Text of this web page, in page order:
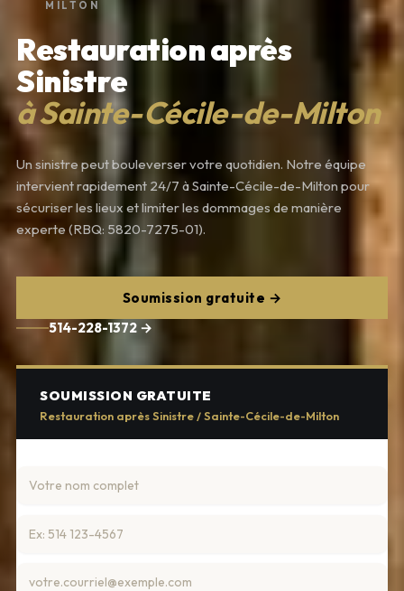
MILTON
Restauration après
Sinistre
à Sainte-Cécile-de-Milton
Un sinistre peut bouleverser votre quotidien. Notre équipe
intervient rapidement 24/7 à Sainte-Cécile-de-Milton pour
sécuriser les lieux et limiter les dommages de manière
experte (RBQ: 5820-7275-01).
Soumission gratuite →
514-228-1372 →
SOUMISSION GRATUITE
Restauration après Sinistre / Sainte-Cécile-de-Milton